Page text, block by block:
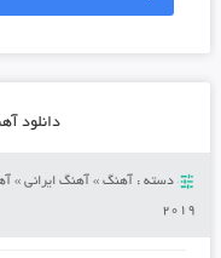
دانلود
دسته : آهنگ» آهنگ ایرانی»
2019